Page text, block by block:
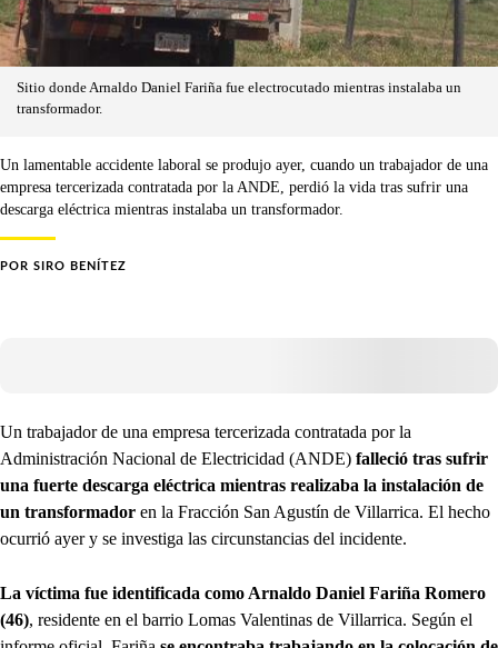
Sitio donde Arnaldo Daniel Fariña fue electrocutado mientras instalaba un
transformador.
Un lamentable accidente laboral se produjo ayer, cuando un trabajador de una
empresa tercerizada contratada por la ANDE, perdió la vida tras sufrir una
descarga eléctrica mientras instalaba un transformador.
POR SIRO BENÍTEZ
Un trabajador de una empresa tercerizada contratada por la
Administración Nacional de Electricidad (ANDE) falleció tras sufrir
una fuerte descarga eléctrica mientras realizaba la instalación de
un transformador en la Fracción San Agustín de Villarrica. El hecho
ocurrió ayer y se investiga las circunstancias del incidente.
La víctima fue identificada como Arnaldo Daniel Fariña Romero
(46), residente en el barrio Lomas Valentinas de Villarrica. Según el